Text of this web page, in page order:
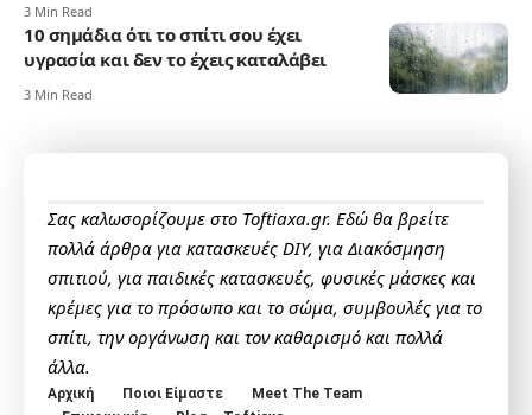
3 Min Read
10 σημάδια ότι το σπίτι σου έχει
υγρασία και δεν το έχεις καταλάβει
3 Min Read
Σας καλωσορίζουμε στο Toftiaxa.gr. Εδώ θα βρείτε
πολλά άρθρα για κατασκευές DIY, για Διακόσμηση
σπιτιού, για παιδικές κατασκευές, φυσικές μάσκες και
κρέμες για το πρόσωπο και το σώμα, συμβουλές για το
σπίτι, την οργάνωση και τον καθαρισμό και πολλά
άλλα.
Αρχική Ποιοι Είμαστε
Meet The Team